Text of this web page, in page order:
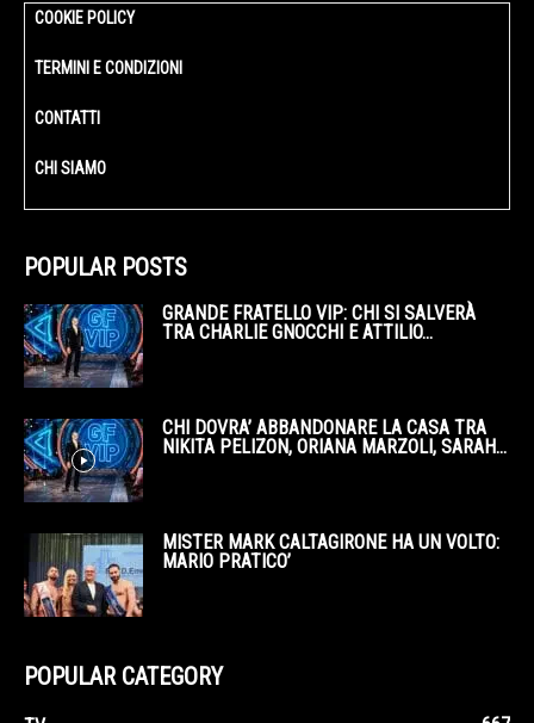
COOKIE POLICY
TERMINI E CONDIZIONI
CONTATTI
CHI SIAMO
POPULAR POSTS
GRANDE FRATELLO VIP: CHI SI SALVERÀ
TRA CHARLIE GNOCCHI E ATTILIO...
CHI DOVRA’ ABBANDONARE LA CASA TRA
NIKITA PELIZON, ORIANA MARZOLI, SARAH...
MISTER MARK CALTAGIRONE HA UN VOLTO:
MARIO PRATICO’
POPULAR CATEGORY